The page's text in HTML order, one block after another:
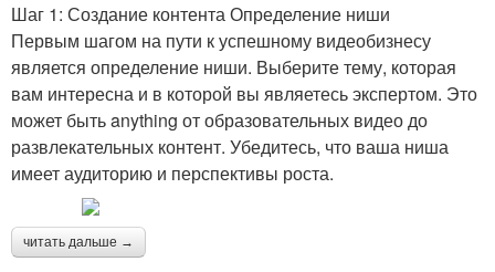
Шаг 1: Создание контента Определение ниши
Первым шагом на пути к успешному видеобизнесу
является определение ниши. Выберите тему, которая
вам интересна и в которой вы являетесь экспертом. Это
может быть anything от образовательных видео до
развлекательных контент. Убедитесь, что ваша ниша
имеет аудиторию и перспективы роста.
читать дальше →